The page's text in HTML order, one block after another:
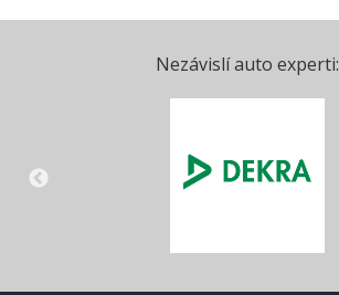
Nezávislí auto experti: